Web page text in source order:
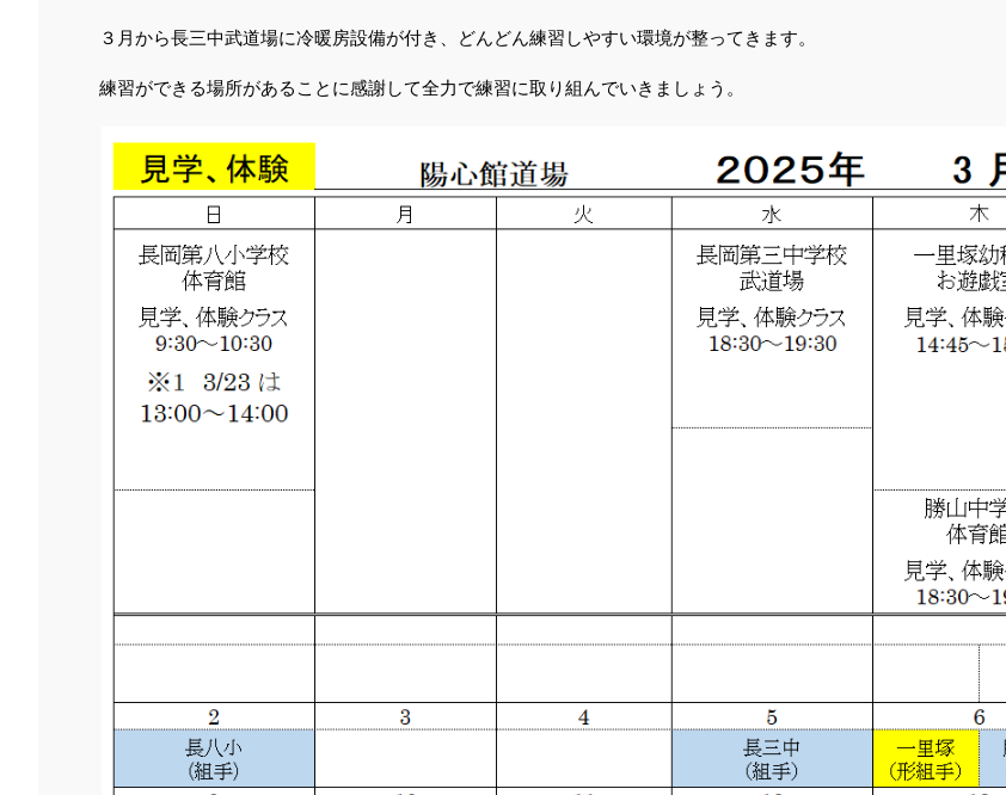
３月から長三中武道場に冷暖房設備が付き、どんどん練習しやすい環境が整ってきます。
練習ができる場所があることに感謝して全力で練習に取り組んでいきましょう。